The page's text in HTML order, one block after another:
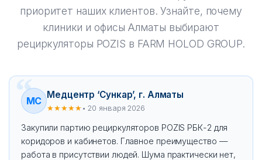
приоритет наших клиентов. Узнайте, почему
клиники и офисы Алматы выбирают
рециркуляторы POZIS в FARM HOLOD GROUP.
МС
Медцентр ‘Сункар’, г. Алматы
★★★★★ • 20 января 2026
Закупили партию рециркуляторов POZIS РБК-2 для
коридоров и кабинетов. Главное преимущество —
работа в присутствии людей. Шума практически нет,